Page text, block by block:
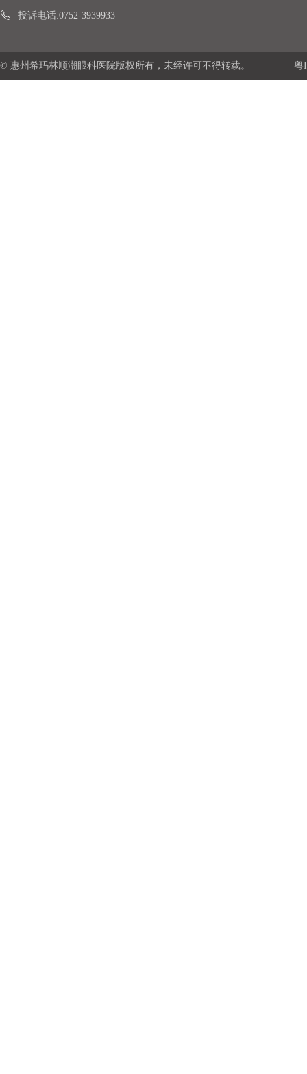
投诉电话:0752-3939933
© 惠州希玛林顺潮眼科医院版权所有，未经许可不得转载。 粤